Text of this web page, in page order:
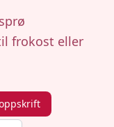
frokost eller